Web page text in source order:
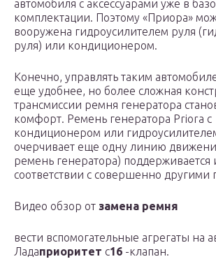
автомобиля с аксессуарами уже в
комплектации. Поэтому «Приора»
вооружена гидроусилителем руля
руля) или кондиционером.
Конечно, управлять таким
еще удобнее, но более сложная
трансмиссии ремня генератора
комфорт. Ремень генератора Priora с
кондиционером или
очерчивает еще одну линию
ремень генератора) поддерживается
соответствии с совершенно другими
Видео обзор от замена ремня
вести вспомогательные агрегаты на
Ладаприоритет с16 -клапан.